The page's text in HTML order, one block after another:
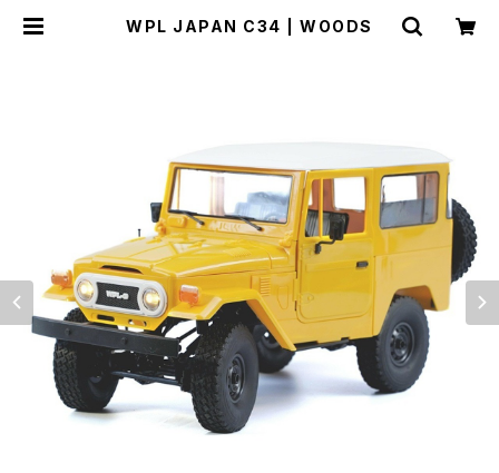
WPL JAPAN C34 | WOODS